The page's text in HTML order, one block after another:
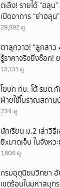
ตะลึง! รายได้ “ฮลุน
เปิดอาการ “ย่าฮลุ
บุตร!
29,592 ดู
ตาลุกวาว! "ลูกสาว
รู้ราคาจริงยิ่งช็อก!
13,131 ดู
โฆษก ทบ. โต้ รมต.
ฝ่ายใช้โบราณสถาน
234 ดู
นักเรียน ม.2 เล่าวิ
ยิxบาดเจ็บ ในจังหว
1,606 ดู
กรมอุตุนิยมวิทยา
เขตร้อนในมหาสมุท